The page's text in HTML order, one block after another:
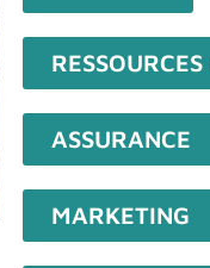
ASSURANCE
MARKETING